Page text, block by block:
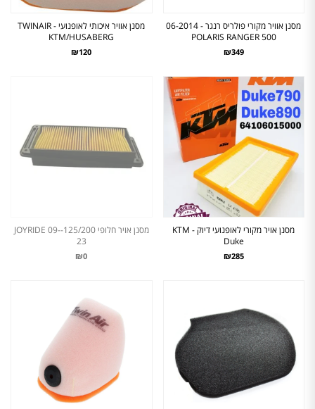
מסנן אוויר מקורי פולריס רנגר - 06-2014
POLARIS RANGER 500
₪349
מסנן אוויר איכותי לאופנועי TWINAIR -
KTM/HUSABERG
₪120
מסנן אויר מקורי לאופנועי דיוק - KTM
Duke
₪285
מסנן אויר חלופי 125/200-JOYRIDE 09-
23
₪0